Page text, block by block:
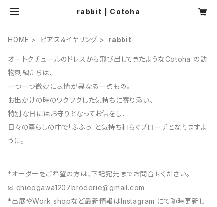
rabbit | Cotoha
HOME ピアス＆イヤリング rabbit
オートクチュールのドレスから飛び出してきたようなCotoha の動
物刺繍たちは、
一つ一つ微妙に表情が異なる一点もの。
お出かけの時のワクワクした気持ちに寄り添い、
特別な日にはお守りとなってお供をし、
日々の暮らしの中で「ふふっ」と気持ち和らぐブローチとなりますよ
うに。
*オーダーをご希望の方は、下記宛先までお問合せください。
✉︎ chieogawa1207broderie@gmail.com
*出展やWork shopなど最新情報はInstagram にて随時更新し